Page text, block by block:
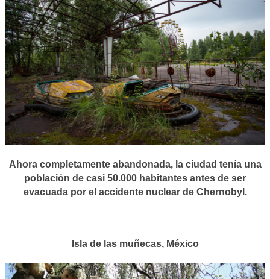
Ahora completamente abandonada, la ciudad tenía una
población de casi 50.000 habitantes antes de ser
evacuada por el accidente nuclear de Chernobyl.
Isla de las muñecas, México